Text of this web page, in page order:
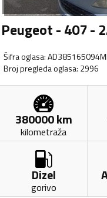
Peugeot - 407 -
Šifra oglasa:
Broj pregleda oglasa: 2996
380000km
kilometraža
Dizel
gorivo